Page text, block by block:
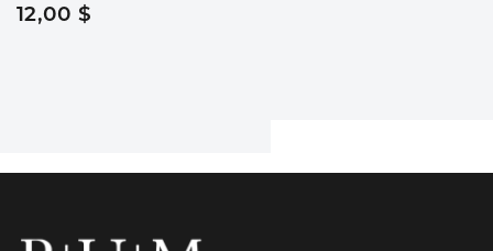
12,00 $